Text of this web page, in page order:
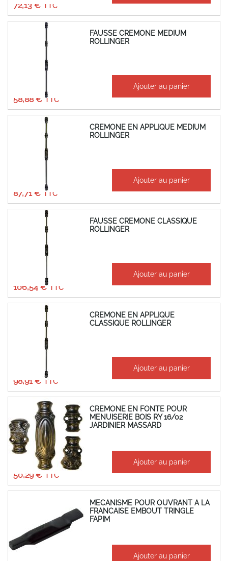
72,13 €
FAUSSE CREMONE MEDIUM
ROLLINGER
58,88 €
Ajouter au panier
CREMONE EN APPLIQUE MEDIUM
ROLLINGER
87,71 €
Ajouter au panier
FAUSSE CREMONE CLASSIQUE
ROLLINGER
106,54 €
Ajouter au panier
CREMONE EN APPLIQUE
CLASSIQUE ROLLINGER
98,91 €
Ajouter au panier
CREMONE EN FONTE POUR
MENUISERIE BOIS RY 16/02
JARDINIER MASSARD
À partir de
50,29 €
41,91 € Ajouter au panier
MECANISME POUR OUVRANT A LA
FRANCAISE EMBOUT TRINGLE
FAPIM
À partir de
Ajouter au panier